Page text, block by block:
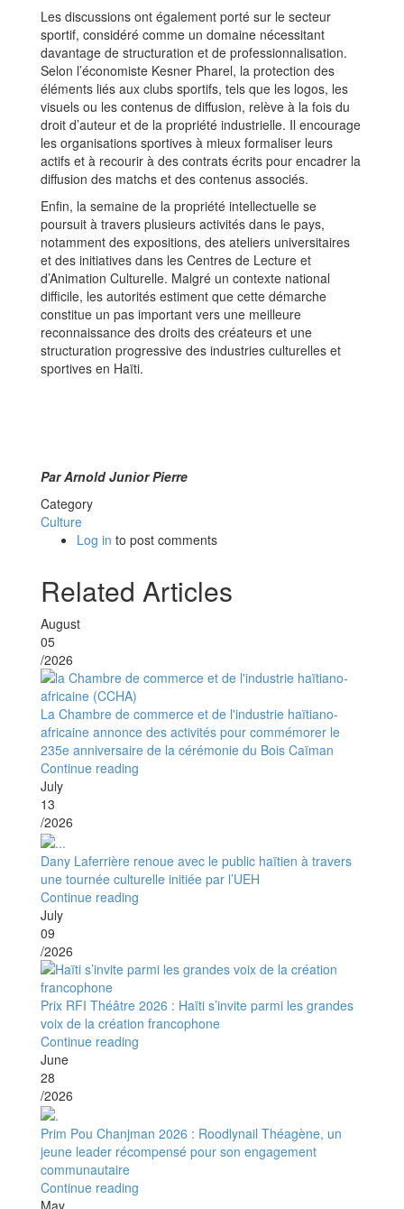
Les discussions ont également porté sur le secteur
sportif, considéré comme un domaine nécessitant
davantage de structuration et de professionnalisation.
Selon l’économiste Kesner Pharel, la protection des
éléments liés aux clubs sportifs, tels que les logos, les
visuels ou les contenus de diffusion, relève à la fois du
droit d’auteur et de la propriété industrielle. Il encourage
les organisations sportives à mieux formaliser leurs
actifs et à recourir à des contrats écrits pour encadrer la
diffusion des matchs et des contenus associés.
Enfin, la semaine de la propriété intellectuelle se
poursuit à travers plusieurs activités dans le pays,
notamment des expositions, des ateliers universitaires
et des initiatives dans les Centres de Lecture et
d’Animation Culturelle. Malgré un contexte national
difficile, les autorités estiment que cette démarche
constitue un pas important vers une meilleure
reconnaissance des droits des créateurs et une
structuration progressive des industries culturelles et
sportives en Haïti.
Par Arnold Junior Pierre
Category
Culture
Log in to post comments
Related Articles
August
05
/2026
La Chambre de commerce et de l'industrie haïtiano-
africaine annonce des activités pour commémorer le
235e anniversaire de la cérémonie du Bois Caïman
Continue reading
July
13
/2026
Dany Laferrière renoue avec le public haïtien à travers
une tournée culturelle initiée par l’UEH
Continue reading
July
09
/2026
Prix RFI Théâtre 2026 : Haïti s’invite parmi les grandes
voix de la création francophone
Continue reading
June
28
/2026
Prim Pou Chanjman 2026 : Roodlynail Théagène, un
jeune leader récompensé pour son engagement
communautaire
Continue reading
May